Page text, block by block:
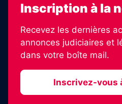
Inscription à la
Recevez les dernières
annonces judiciaires et
dans votre boîte mail.
Inscrivez-vous